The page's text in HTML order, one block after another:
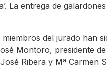
La entrega de
del jurado han
Montoro, presidente
Ribera y Mª Carmen